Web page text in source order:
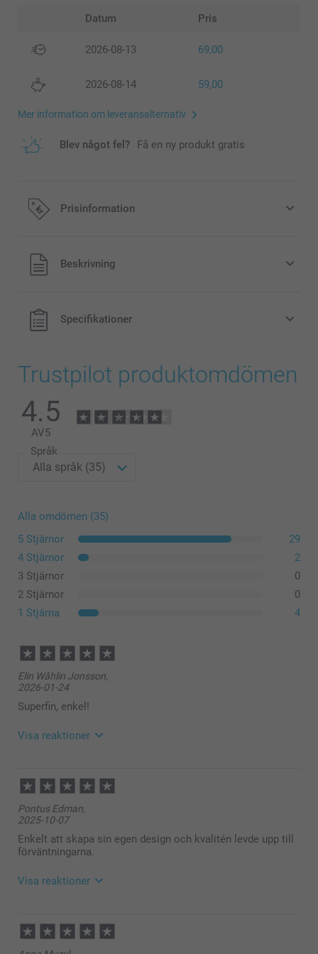
Datum Pris
2026-08-13 69,00
2026-08-14 59,00
Mer information om leveransalternativ
Blev något fel? Få en ny produkt gratis
Prisinformation
Alla priser är i svenska kronor (SEK), inklusive moms och
exklusive porto.
Beskrivning
Specifikationer
Trustpilot produktomdömen
4.5
AV5
Språk
Alla omdömen (35)
5 Stjärnor
29
4 Stjärnor
2
3 Stjärnor
0
2 Stjärnor
0
1 Stjärna
4
Elin Wåhlin Jonsson,
2026-01-24
Superfin, enkel!
Visa reaktioner
08:09
Hej
Så härligt att läsa, tack för ditt fina omdöme. Det ska
vara enkelt, smart och roligt att beställa dina valda
fotoprodukter - med ett fint resultat. Vi är glada att
du är nöjd med produkterna och vår service.
🩵-liga hälsningar
Pernilla @smartphoto
Pontus Edman,
2025-10-07
Enkelt att skapa sin egen design och kvalitén levde upp till
förväntningarna.
Visa reaktioner
10:56
Hej Pontus,